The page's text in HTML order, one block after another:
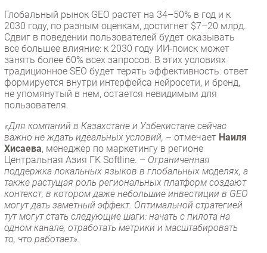
Глобальный рынок GEO растет на 34–50% в год и к
2030 году, по разным оценкам, достигнет $7–20 млрд.
Сдвиг в поведении пользователей будет оказывать
все большее влияние: к 2030 году ИИ-поиск может
занять более 60% всех запросов. В этих условиях
традиционное SEO будет терять эффективность: ответ
формируется внутри интерфейса нейросети, и бренд,
не упомянутый в нем, остается невидимым для
пользователя.
«Для компаний в Казахстане и Узбекистане сейчас
важно не ждать идеальных условий, – отмечает Наиля
Хисаева, менеджер по маркетингу в регионе
Центральная Азия ГК Softline. – Ограниченная
поддержка локальных языков в глобальных моделях, а
также растущая роль региональных платформ создают
контекст, в котором даже небольшие инвестиции в GEO
могут дать заметный эффект. Оптимальной стратегией
тут могут стать следующие шаги: начать с пилота на
одном канале, отработать метрики и масштабировать
то, что работает».